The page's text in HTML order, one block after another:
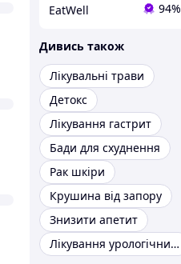
EatWell 94%
Дивись також
Лікувальні трави
Детокс
Лікування гастрит
Бади для схуднення
Рак шкіри
Крушина від запору
Знизити апетит
Лікування урологічних захворювань